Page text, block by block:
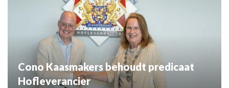
Cono Kaasmakers behoudt predicaat
Hofleverancier